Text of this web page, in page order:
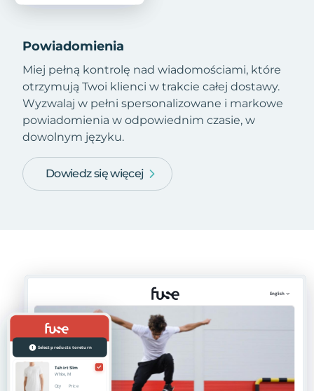
Powiadomienia
Miej pełną kontrolę nad wiadomościami, które
otrzymują Twoi klienci w trakcie całej dostawy.
Wyzwalaj w pełni spersonalizowane i markowe
powiadomienia w odpowiednim czasie, w
dowolnym języku.
Dowiedz się więcej